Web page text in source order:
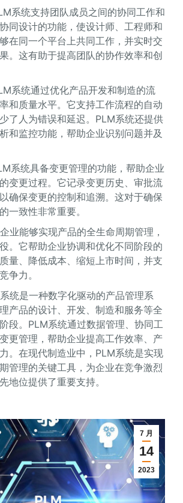
系统支持团队成员之间的协同工作和
同设计的功能，使设计师、工程师和
在同一个平台上共同工作，并实时交
。这有助于提高团队的协作效率和创
系统通过优化产品开发和制造的流
和质量水平。它支持工作流程的自动
了人为错误和延迟。PLM系统还提供
和监控功能，帮助企业识别问题并及
系统具备变更管理的功能，帮助企业
变更过程。它记录变更历史、审批流
确保变更的控制和追溯。这对于确保
一致性非常重要。
业能够实现产品的全生命周期管理，
。它帮助企业协调和优化不同阶段的
量、降低成本、缩短上市时间，并支
争力。
统是一种数字化驱动的产品管理系
产品的设计、开发、制造和服务等全
段。PLM系统通过数据管理、协同工
更管理，帮助企业提高工作效率、产
。在现代制造业中，PLM系统是实现
管理的关键工具，为企业在竞争激烈
地位提供了重要支持。
7 月
14
2023